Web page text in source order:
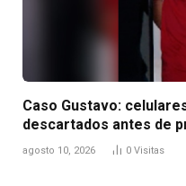
Caso Gustavo:
descartados antes de
agosto 10, 2026 0 Visitas